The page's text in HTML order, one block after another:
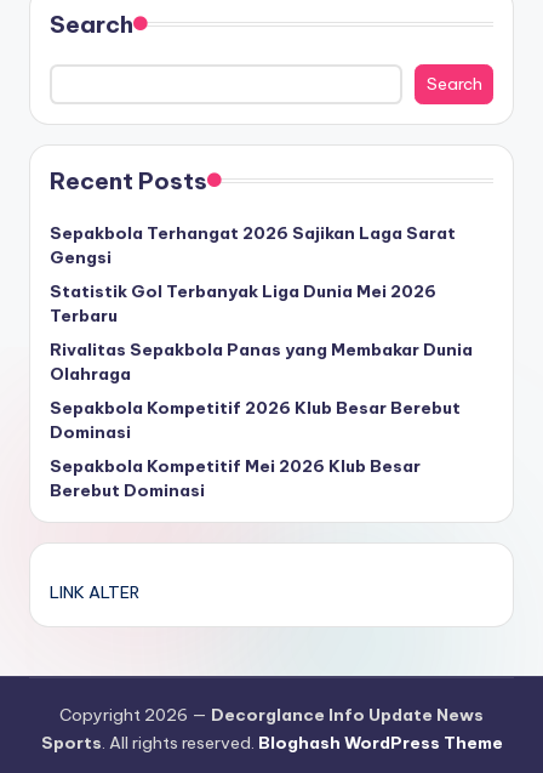
Search
Search
Recent Posts
Sepakbola Terhangat 2026 Sajikan Laga Sarat
Gengsi
Statistik Gol Terbanyak Liga Dunia Mei 2026
Terbaru
Rivalitas Sepakbola Panas yang Membakar Dunia
Olahraga
Sepakbola Kompetitif 2026 Klub Besar Berebut
Dominasi
Sepakbola Kompetitif Mei 2026 Klub Besar
Berebut Dominasi
LINK ALTER
Copyright 2026 — Decorglance Info Update News
Sports. All rights reserved. Bloghash WordPress Theme